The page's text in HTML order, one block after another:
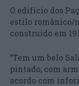
O edifício dos
estilo românico/
construído em
“Tem um belo
pintado, com
acordo com